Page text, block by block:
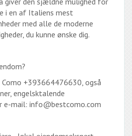
i en af Italiens mest
med alle de moderne
du kunne ønske dig.
+393664476630, også
engelsktalende
e-mail: info@bestcomo.com